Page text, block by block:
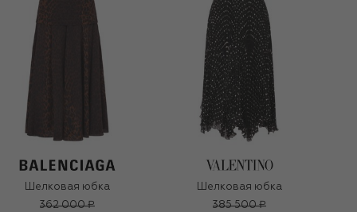
Шелковая юбка
362 000 ₽
Шелковая юбка
385 500 ₽